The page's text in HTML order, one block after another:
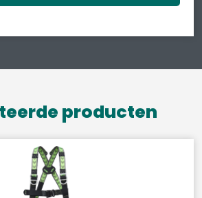
producten